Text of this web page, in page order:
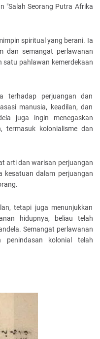
"Salah Seorang Putra Afrika
spiritual yang berani. Ia
dan semangat perlawanan
satu pahlawan kemerdekaan
terhadap perjuangan dan
manusia, keadilan, dan
juga ingin menegaskan
termasuk kolonialisme dan
arti dan warisan perjuangan
kesatuan dalam perjuangan
tetapi juga menunjukkan
hidupnya, beliau telah
Semangat perlawanan
penindasan kolonial telah